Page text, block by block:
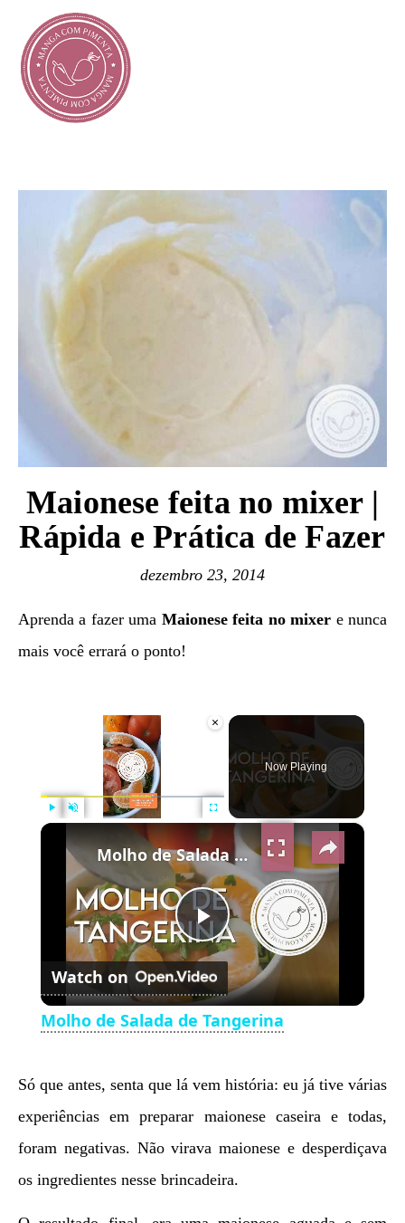
Maionese feita no mixer |
Rápida e Prática de Fazer
dezembro 23, 2014
Aprenda a fazer uma Maionese feita no mixer e nunca
mais você errará o ponto!
×
Fullscreen
Now Playing
×
Play
Video
Molho de Salada de Tangerina
Watch on
Molho de Salada de Tangerina
Só que antes, senta que lá vem história: eu já tive várias
experiências em preparar maionese caseira e todas,
foram negativas. Não virava maionese e desperdiçava
os ingredientes nesse brincadeira.